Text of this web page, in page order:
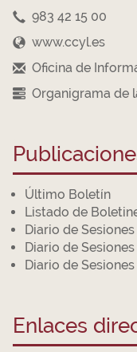
983 42 15 00
www.ccyl.es
Oficina de
Organigrama de
Último Boletín
Listado de
Diario de Sesiones
Diario de
Diario de
Enlaces